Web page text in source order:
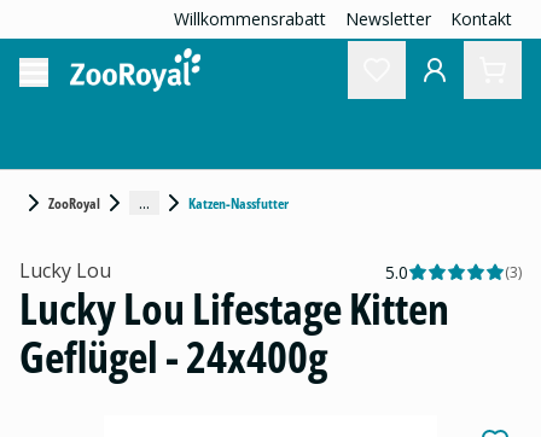
Willkommensrabatt Newsletter Kontakt
ZooRoyal ... Katzen-Nassfutter
Lucky Lou 5.0 (3)
Lucky Lou Lifestage Kitten
Geflügel - 24x400g